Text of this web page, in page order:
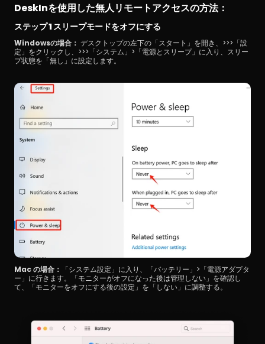
DeskInを使用した無人リモートアクセスの方法：
ステップ 1 スリープモードをオフにする
Windowsの場合： デスクトップの左下の「スタート」を開き、>>>「設
定」をクリックし、>>>「システム」>「電源とスリープ」に入り、スリー
プ状態を「無し」に設定します。
Mac の場合：
「システム設定」に入り、「バッテリー」>「電源アダプタ
ー」に行きます。「モニターがオフになった後は管理しない」を確認し
て、「モニターをオフにする後の設定」を「しない」に調整する。